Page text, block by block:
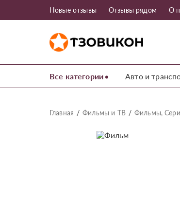
Новые отзывы Отзывы рядом О
Все категории Авто и
Главная Фильмы и ТВ Фильмы,